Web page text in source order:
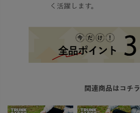
く活躍します。
関連商品はコチラ